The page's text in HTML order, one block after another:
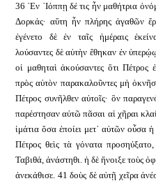
36 ᾿Εν ᾿Ιόππῃ δέ τις ἦν μαθήτρια
Δορκάς· αὕτη ἦν πλήρης ἀγαθῶν
ἐγένετο δὲ ἐν ταῖς ἡμέραις
λούσαντες δὲ αὐτὴν ἔθηκαν ἐν
οἱ μαθηταὶ ἀκούσαντες ὅτι Πέτρος
πρὸς αὐτὸν παρακαλοῦντες μὴ
Πέτρος συνῆλθεν αὐτοῖς· ὃν
παρέστησαν αὐτῶ πᾶσαι αἱ χῆραι
ἱμάτια ὅσα ἐποίει μετ᾿ αὐτῶν
Πέτρος θεὶς τὰ γόνατα
Ταβιθά, ἀνάστηθι. ἡ δὲ ἤνοιξε τοὺς
ἀνεκάθισε. 41 δοὺς δὲ αὐτῇ χεῖρα